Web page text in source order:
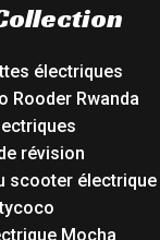
électriques
Rooder Rwanda
révision
scooter électrique
Mocha